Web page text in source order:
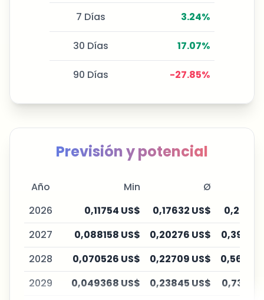
7 Días 3.24%
30 Días 17.07%
90 Días -27.85%
Previsión y potencial
Año Min Ø
2026
0,11754 US$ 0,17632 US$
0,25183
2027
0,088158 US$ 0,20276 US$
0,39033
2028
0,070526 US$ 0,22709 US$
0,56598
2029
0,049368 US$ 0,23845 US$
0,73578